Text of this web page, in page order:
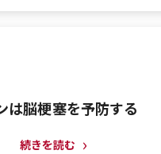
は脳梗塞を予防する
続きを読む